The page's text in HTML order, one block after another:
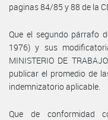
paginas 84/85 y 88 de la
Que el segundo párrafo
1976) y sus
MINISTERIO DE
publicar el promedio de
indemnizatorio aplicable.
Que de conformidad